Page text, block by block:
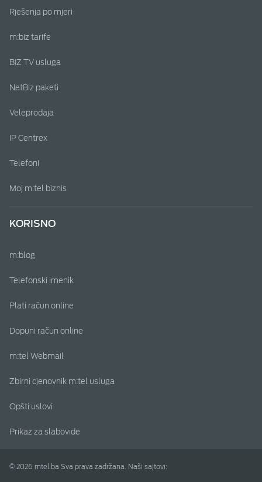
Rješenja po mjeri
m:biz tarife
BIZ TV usluga
NetBiz paketi
Veleprodaja
IP Centrex
Telefoni
Moj m:tel biznis
KORISNO
m:blog
Telefonski imenik
Plati račun online
Dopuni račun online
m:tel Webmail
Zbirni cjenovnik m:tel usluga
Opšti uslovi
Prikaz za slabovide
© 2026 mtel.ba Sva prava zadržana. Naši sajtovi: